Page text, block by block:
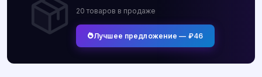
20 товаров в продаже
Лучшее предложение — ₽46